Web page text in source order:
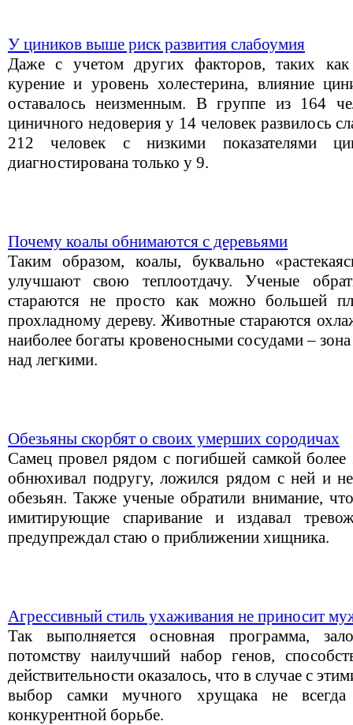
У циников выше риск развития слабоумия
Даже с учетом других факторов, таких как
курение и уровень холестерина, влияние
оставалось неизменным. В группе из 164
циничного недоверия у 14 человек развилось
212 человек с низкими показателями
диагностирована только у 9.
Почему коалы обнимаются с деревьями
Таким образом, коалы, буквально
улучшают свою теплоотдачу. Ученые
стараются не просто как можно большей
прохладному дереву. Животные стараются
наиболее богаты кровеносными сосудами –
над легкими.
Обезьяны скорбят о своих умерших сородичах
Самец провел рядом с погибшей самкой
обнюхивал подругу, ложился рядом с ней и
обезьян. Также ученые обратили внимание,
имитирующие спаривание и издавал
предупреждал стаю о приближении хищника.
Агрессивный стиль ухаживания не приносит
Так выполняется основная программа,
потомству наилучший набор генов,
действительности оказалось, что в случае с
выбор самки мучного хрущака не
конкурентной борьбе.